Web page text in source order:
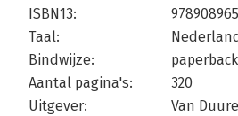
ISBN13:
Taal:
Bindwijze:
paperback
Aantal pagina's:
320
Uitgever:
Van